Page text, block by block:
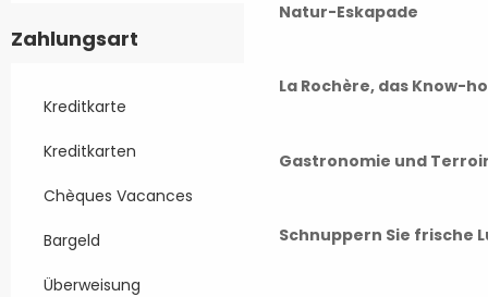
Natur-Eskapade
La Rochère, das Know-
Gastronomie und
Schnuppern Sie frische
Zahlungsart
Kreditkarte
Kreditkarten
Chèques Vacances
Bargeld
Überweisung